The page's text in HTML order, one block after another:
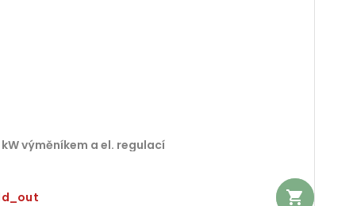
výměníkem a el. regulací